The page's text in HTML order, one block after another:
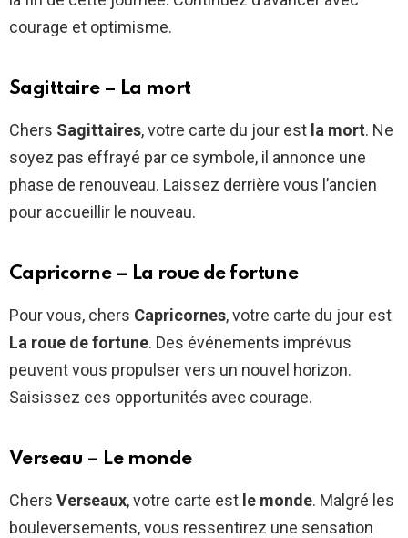
courage et optimisme.
Sagittaire – La mort
Chers Sagittaires, votre carte du jour est la mort. Ne
soyez pas effrayé par ce symbole, il annonce une
phase de renouveau. Laissez derrière vous l’ancien
pour accueillir le nouveau.
Capricorne – La roue de fortune
Pour vous, chers Capricornes, votre carte du jour est
La roue de fortune. Des événements imprévus
peuvent vous propulser vers un nouvel horizon.
Saisissez ces opportunités avec courage.
Verseau – Le monde
Chers Verseaux, votre carte est le monde. Malgré les
bouleversements, vous ressentirez une sensation